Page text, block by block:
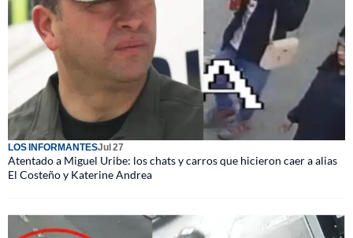
LOS INFORMANTESJul 27
Atentado a Miguel Uribe: los chats y carros que hicieron caer a alias
El Costeño y Katerine Andrea